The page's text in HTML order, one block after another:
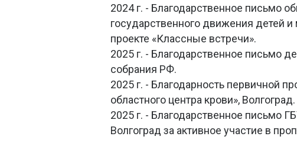
2024 г. - Благодарственное письмо
государственного движения детей
проекте «Классные встречи».
2025 г. - Благодарственное письмо
собрания РФ.
2025 г. - Благодарность первичной
областного центра крови», Волгоград.
2025 г. - Благодарственное письмо
Волгоград за активное участие в